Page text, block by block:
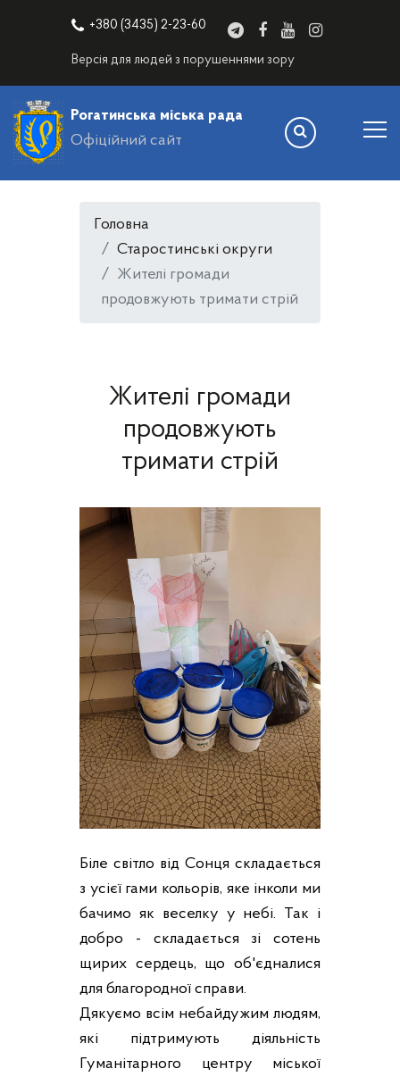
+380 (3435) 2-23-60
Версія для людей з порушеннями зору
Рогатинська міська рада
Офіційний сайт
Головна
Старостинські округи
Жителі громади
продовжують тримати стрій
Жителі громади
продовжують
тримати стрій
Біле світло від Сонця складається
з усієї гами кольорів, яке інколи ми
бачимо як веселку у небі. Так і
добро - складається зі сотень
щирих сердець, що об'єдналися
для благородної справи.
Дякуємо всім небайдужим людям,
які підтримують діяльність
Гуманітарного центру міської